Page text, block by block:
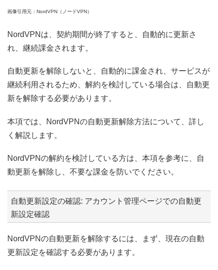
画像引用元：NordVPN（ノードVPN）
NordVPNは、契約期間が終了すると、自動的に更新さ
れ、継続課金されます。
自動更新を解除しないと、自動的に課金され、サービスが
継続利用されるため、解約を検討している場合は、自動更
新を解除する必要があります。
本項では、NordVPNの自動更新解除方法について、詳し
く解説します。
NordVPNの解約を検討している方は、本項を参考に、自
動更新を解除し、不要な課金を防いでください。
自動更新設定の確認: アカウント管理ページでの自動更
新設定確認
NordVPNの自動更新を解除するには、まず、現在の自動
更新設定を確認する必要があります。